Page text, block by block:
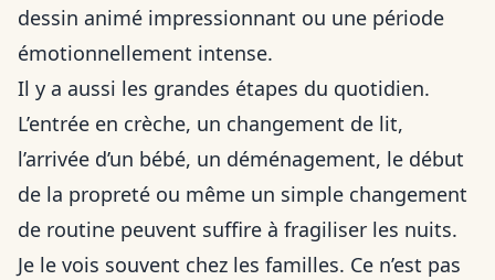
dessin animé impressionnant ou une période
émotionnellement intense.
Il y a aussi les grandes étapes du quotidien.
L’entrée en crèche, un changement de lit,
l’arrivée d’un bébé, un déménagement, le début
de la propreté ou même un simple changement
de routine peuvent suffire à fragiliser les nuits.
Je le vois souvent chez les familles. Ce n’est pas